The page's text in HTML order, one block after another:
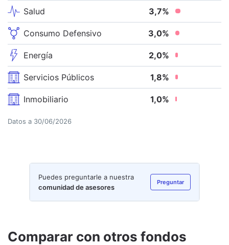
Salud 3,7%
Consumo Defensivo 3,0%
Energía 2,0%
Servicios Públicos 1,8%
Inmobiliario 1,0%
Datos a 30/06/2026
Puedes preguntarle a nuestra
comunidad de asesores
Preguntar
Comparar con otros fondos